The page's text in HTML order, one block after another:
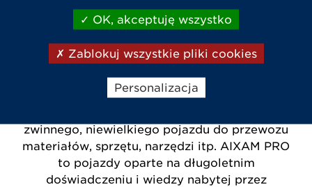
zwinnego, niewielkiego pojazdu do przewozu
materiałów, sprzętu, narzędzi itp. AIXAM PRO
to pojazdy oparte na długoletnim
doświadczeniu i wiedzy nabytej przez
OK, akceptuję wszystko
Zablokuj wszystkie pliki cookies
Personalizacja